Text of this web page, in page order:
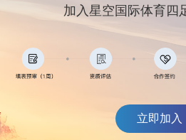
加入星空国际体育四
立即加入